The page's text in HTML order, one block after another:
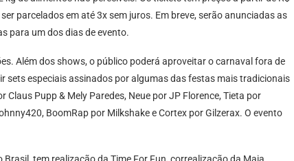
parcelados em até 3x sem juros. Em breve, serão anunciadas as
para um dos dias de evento.
Além dos shows, o público poderá aproveitar o carnaval fora de
sets especiais assinados por algumas das festas mais tradicionais
Claus Pupp & Mely Paredes, Neue por JP Florence, Tieta por
BoomRap por Milkshake e Cortex por Gilzerax. O evento